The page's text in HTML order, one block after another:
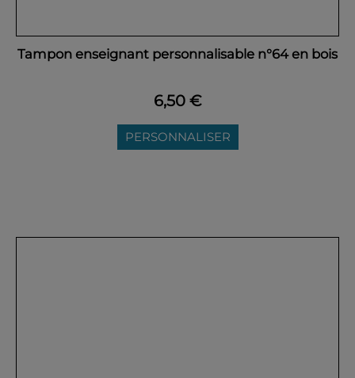
Tampon enseignant personnalisable n°64 en bois
6,50 €
PERSONNALISER